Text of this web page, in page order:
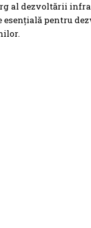
al dezvoltării
pentru